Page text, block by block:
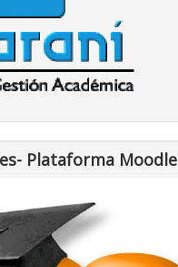
Plataforma Moodle